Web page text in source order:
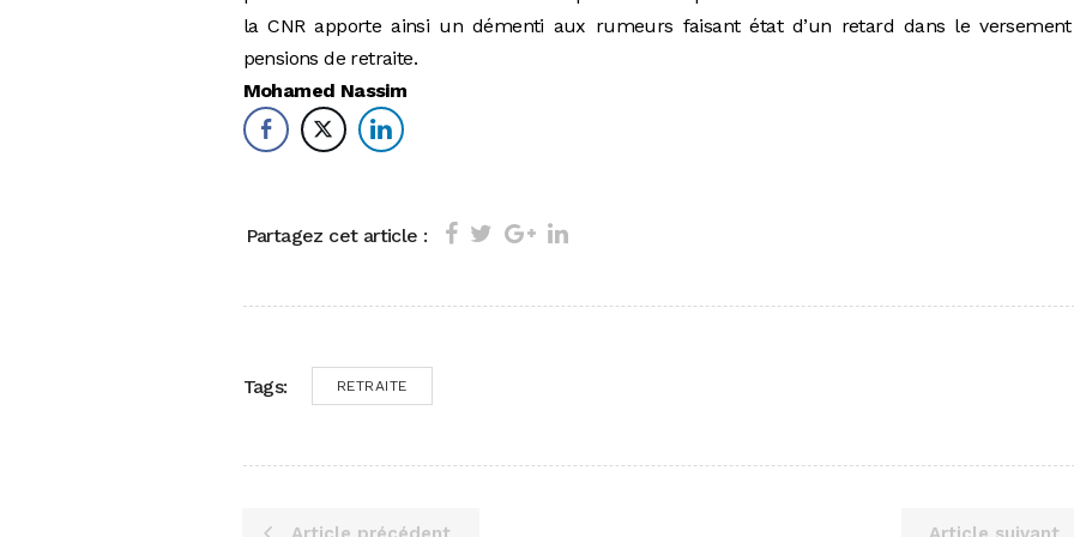
la CNR apporte ainsi un démenti aux rumeurs faisant état d’un retard dans le
pensions de retraite.
Mohamed Nassim
Partagez cet article :
Tags: RETRAITE